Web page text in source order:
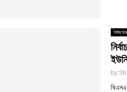
আজকের
by